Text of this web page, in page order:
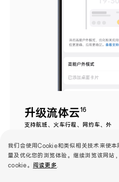
我们会使用Cookie和类似相关技术来使
量及优化您的浏览体验。继续浏览该网站
cookie。 阅读更多.
升级流体云16
支持航班、火车行程、网约车、外
栏或通知中心实时查看。